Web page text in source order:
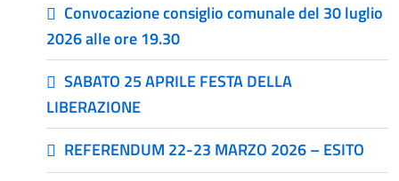
Convocazione consiglio comunale del 30 luglio
2026 alle ore 19.30
SABATO 25 APRILE FESTA DELLA
LIBERAZIONE
REFERENDUM 22-23 MARZO 2026 – ESITO